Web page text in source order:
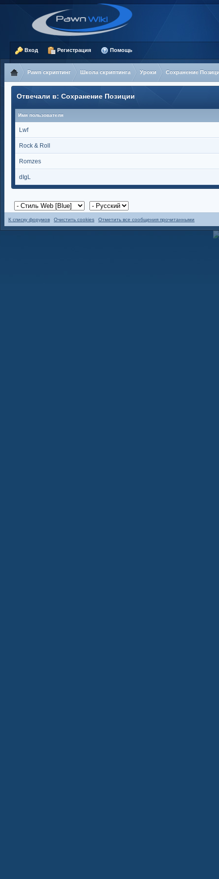
Вход Регистрация Помощь
Pawn скриптинг Школа скриптинга Уроки Сохранение
Отвечали в: Сохранение Позиции
Имя пользователя
Lwf
Rock & Roll
Romzes
dIgL
К списку форумов Очистить cookies Отметить все сообщения прочитанными